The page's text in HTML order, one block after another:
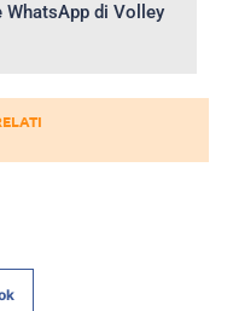
di Volley